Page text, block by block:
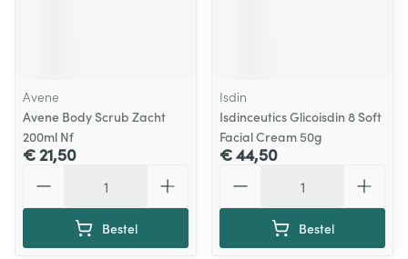
Avene
Avene Body Scrub Zacht
200ml Nf
€ 21,50
Bestel
Isdin
Isdinceutics Glicoisdin 8 Soft
Facial Cream 50g
€ 44,50
Bestel